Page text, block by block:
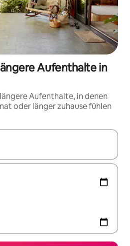
Aufenthalte in
Aufenthalte, in denen
oder länger zuhause fühlen
sind, navigiere mit den